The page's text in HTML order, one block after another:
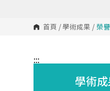
首頁 /學術成果 / 榮
:::
學術